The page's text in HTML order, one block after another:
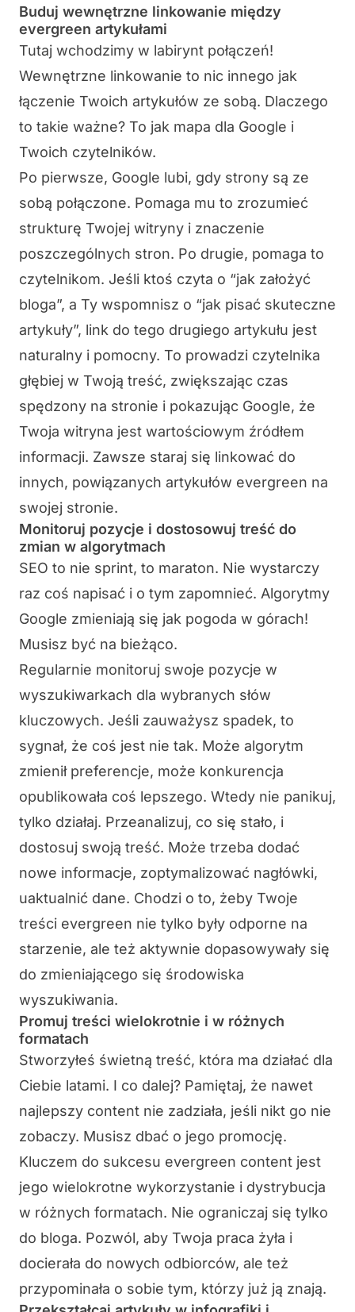
Buduj wewnętrzne linkowanie między
evergreen artykułami
Tutaj wchodzimy w labirynt połączeń!
Wewnętrzne linkowanie to nic innego jak
łączenie Twoich artykułów ze sobą. Dlaczego
to takie ważne? To jak mapa dla Google i
Twoich czytelników.
Po pierwsze, Google lubi, gdy strony są ze
sobą połączone. Pomaga mu to zrozumieć
strukturę Twojej witryny i znaczenie
poszczególnych stron. Po drugie, pomaga to
czytelnikom. Jeśli ktoś czyta o “jak założyć
bloga”, a Ty wspomnisz o “jak pisać skuteczne
artykuły”, link do tego drugiego artykułu jest
naturalny i pomocny. To prowadzi czytelnika
głębiej w Twoją treść, zwiększając czas
spędzony na stronie i pokazując Google, że
Twoja witryna jest wartościowym źródłem
informacji. Zawsze staraj się linkować do
innych, powiązanych artykułów evergreen na
swojej stronie.
Monitoruj pozycje i dostosowuj treść do
zmian w algorytmach
SEO to nie sprint, to maraton. Nie wystarczy
raz coś napisać i o tym zapomnieć. Algorytmy
Google zmieniają się jak pogoda w górach!
Musisz być na bieżąco.
Regularnie monitoruj swoje pozycje w
wyszukiwarkach dla wybranych słów
kluczowych. Jeśli zauważysz spadek, to
sygnał, że coś jest nie tak. Może algorytm
zmienił preferencje, może konkurencja
opublikowała coś lepszego. Wtedy nie panikuj,
tylko działaj. Przeanalizuj, co się stało, i
dostosuj swoją treść. Może trzeba dodać
nowe informacje, zoptymalizować nagłówki,
uaktualnić dane. Chodzi o to, żeby Twoje
treści evergreen nie tylko były odporne na
starzenie, ale też aktywnie dopasowywały się
do zmieniającego się środowiska
wyszukiwania.
Promuj treści wielokrotnie i w różnych
formatach
Stworzyłeś świetną treść, która ma działać dla
Ciebie latami. I co dalej? Pamiętaj, że nawet
najlepszy content nie zadziała, jeśli nikt go nie
zobaczy. Musisz dbać o jego promocję.
Kluczem do sukcesu evergreen content jest
jego wielokrotne wykorzystanie i dystrybucja
w różnych formatach. Nie ograniczaj się tylko
do bloga. Pozwól, aby Twoja praca żyła i
docierała do nowych odbiorców, ale też
przypominała o sobie tym, którzy już ją znają.